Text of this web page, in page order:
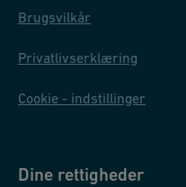
Brugsvilkår
Privatlivserklæring
Cookie - indstillinger
Dine rettigheder